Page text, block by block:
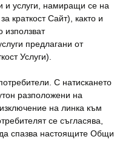
и услуги, намиращи се на
краткост Сайт), както и
използват
предлагани от
Услуги).
С натискането
разположени на
на линка към
се съгласява,
спазва настоящите Общи